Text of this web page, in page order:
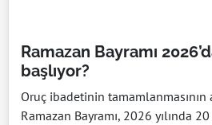
Ramazan Bayramı
başlıyor?
Oruç ibadetinin tamamlanmasının
Ramazan Bayramı, 2026 yılında